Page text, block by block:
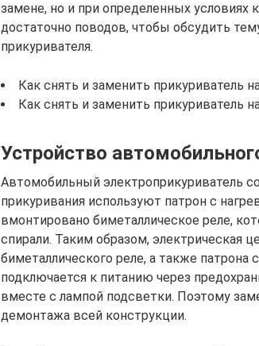
замене, но и при определенных
достаточно поводов, чтобы обсудить
прикуривателя.
Как снять и заменить прикуриватель
Как снять и заменить прикуриватель
Устройство
Автомобильный электроприкуриватель
прикуривания используют патрон с
вмонтировано биметаллическое реле,
спирали. Таким образом, электрическая
биметаллического реле, а также
подключается к питанию через
вместе с лампой подсветки. Поэтому
демонтажа всей конструкции.